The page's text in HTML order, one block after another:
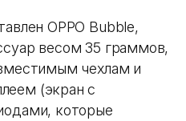
OPPO Bubble,
весом 35 граммов,
чехлам и
(экран с
которые